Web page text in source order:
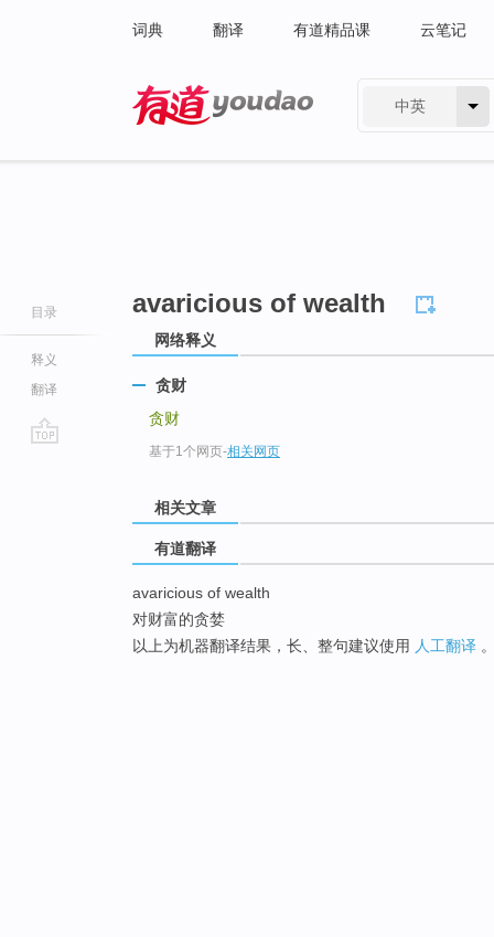
词典 翻译 有道精品课 云笔记
中英
目录
释义
翻译
avaricious of wealth
网络释义
贪财
贪财
基于1个网页-相关网页
相关文章
有道翻译
avaricious of wealth
对财富的贪婪
以上为机器翻译结果，长、整句建议使用 人工翻译